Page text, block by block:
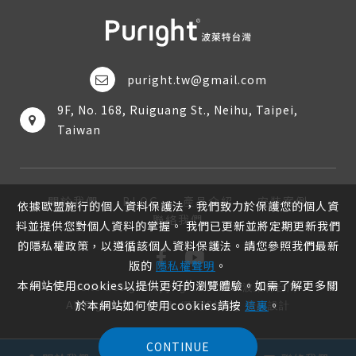
puright.tw@gmail.com
9F, No. 168, Ruiguang St., Neihu, Taipei,
Taiwan
Website DesignCopyright 2026 © 波萊特台灣
All Rights Reserved.網頁設計by覺醒設計
關於我們 BLOG 產品介紹
安裝案例
聯絡我們
依據歐盟施行的個人資料保護法，我們致力於保護您的個人資
料並提供您對個人資料的掌握。 我們已更新並將定期更新我們
的隱私權政策，以遵循該個人資料保護法。請您參照我們最新
版的 隱私權聲明 。
本網站使用cookies以提供更好的瀏覽體驗。如需了解更多關
於本網站如何使用cookies請按 這裏 。
CONTINUE